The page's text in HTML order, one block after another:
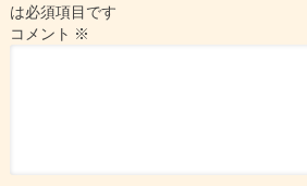
は必須項目です
コメント ※